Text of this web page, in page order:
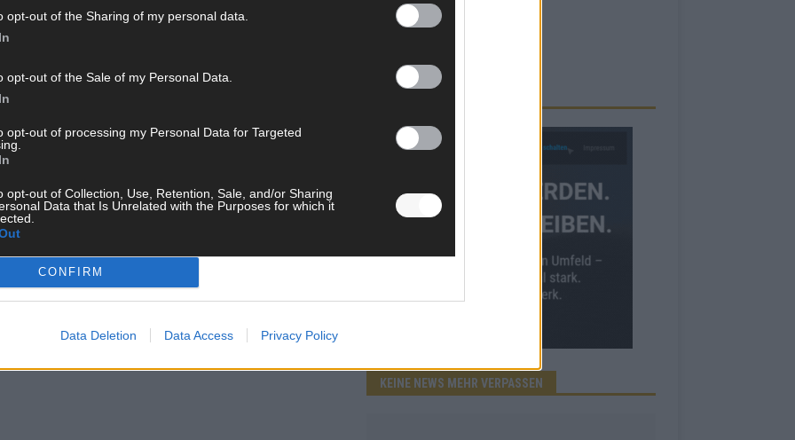
opt-out of the Sharing of my personal data.
opt-out of the Sale of my Personal Data.
opt-out of processing my Personal Data for Targeted
opt-out of Collection, Use, Retention, Sale, and/or Sharing
Data that Is Unrelated with the Purposes for which it
CONFIRM
Data Deletion Data Access Privacy Policy
KEINE NEWS MEHR VERPASSEN